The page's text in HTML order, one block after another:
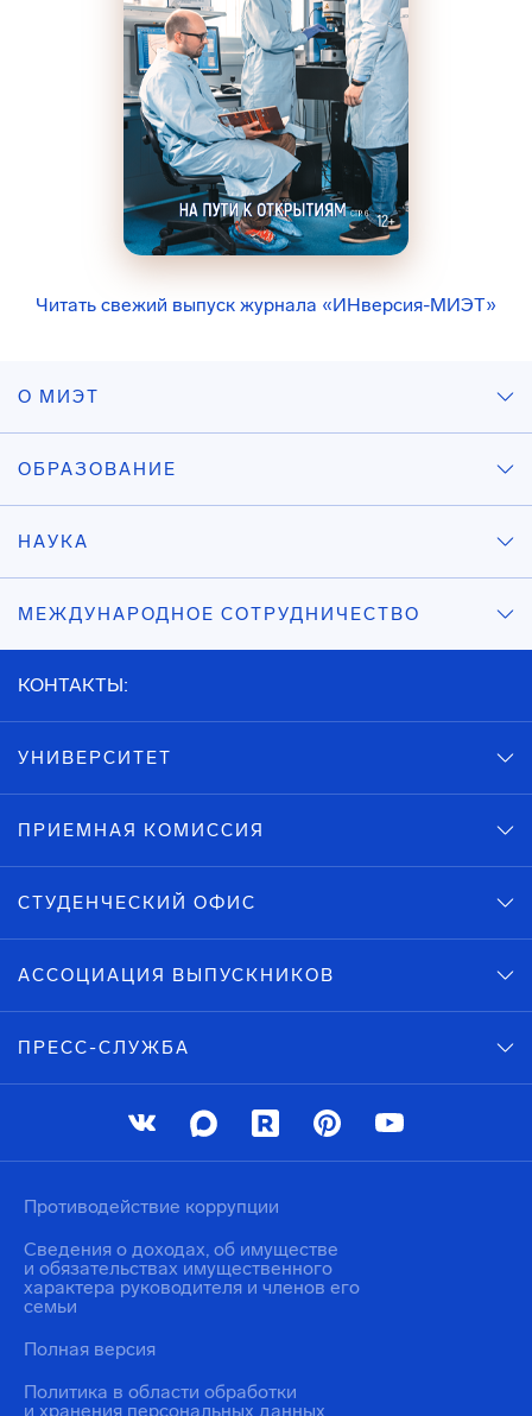
Читать свежий выпуск журнала «ИНверсия-МИЭТ»
О МИЭТ
ОБРАЗОВАНИЕ
НАУКА
МЕЖДУНАРОДНОЕ СОТРУДНИЧЕСТВО
КОНТАКТЫ:
УНИВЕРСИТЕТ
ПРИЕМНАЯ КОМИССИЯ
СТУДЕНЧЕСКИЙ ОФИС
АССОЦИАЦИЯ ВЫПУСКНИКОВ
ПРЕСС-СЛУЖБА
Политика в области обработки
и хранения персональных данных
Противодействие коррупции
Сведения о доходах, об имуществе
и обязательствах имущественного
характера руководителя и членов его
семьи
Полная версия